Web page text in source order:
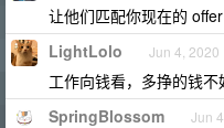
让他们匹配你现在的
LightLolo Jun 4, 2020
工作向钱看，多挣的钱不
SpringBlossom Jun